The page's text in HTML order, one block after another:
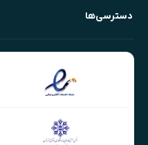
دسترسی‌ها